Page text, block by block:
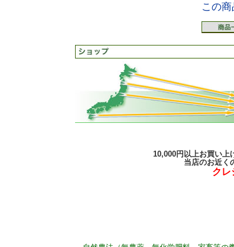
この
10,000円以上お買い上
当店のお近く
クレ